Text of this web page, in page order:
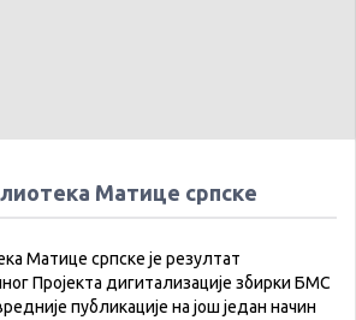
Матице српске
Матице српске је резултат
Пројекта дигитализације збирки БМС
публикације на још један начин